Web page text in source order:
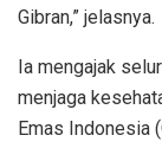
Gibran,” jelasnya.
Ia mengajak
menjaga
Emas Indonesia